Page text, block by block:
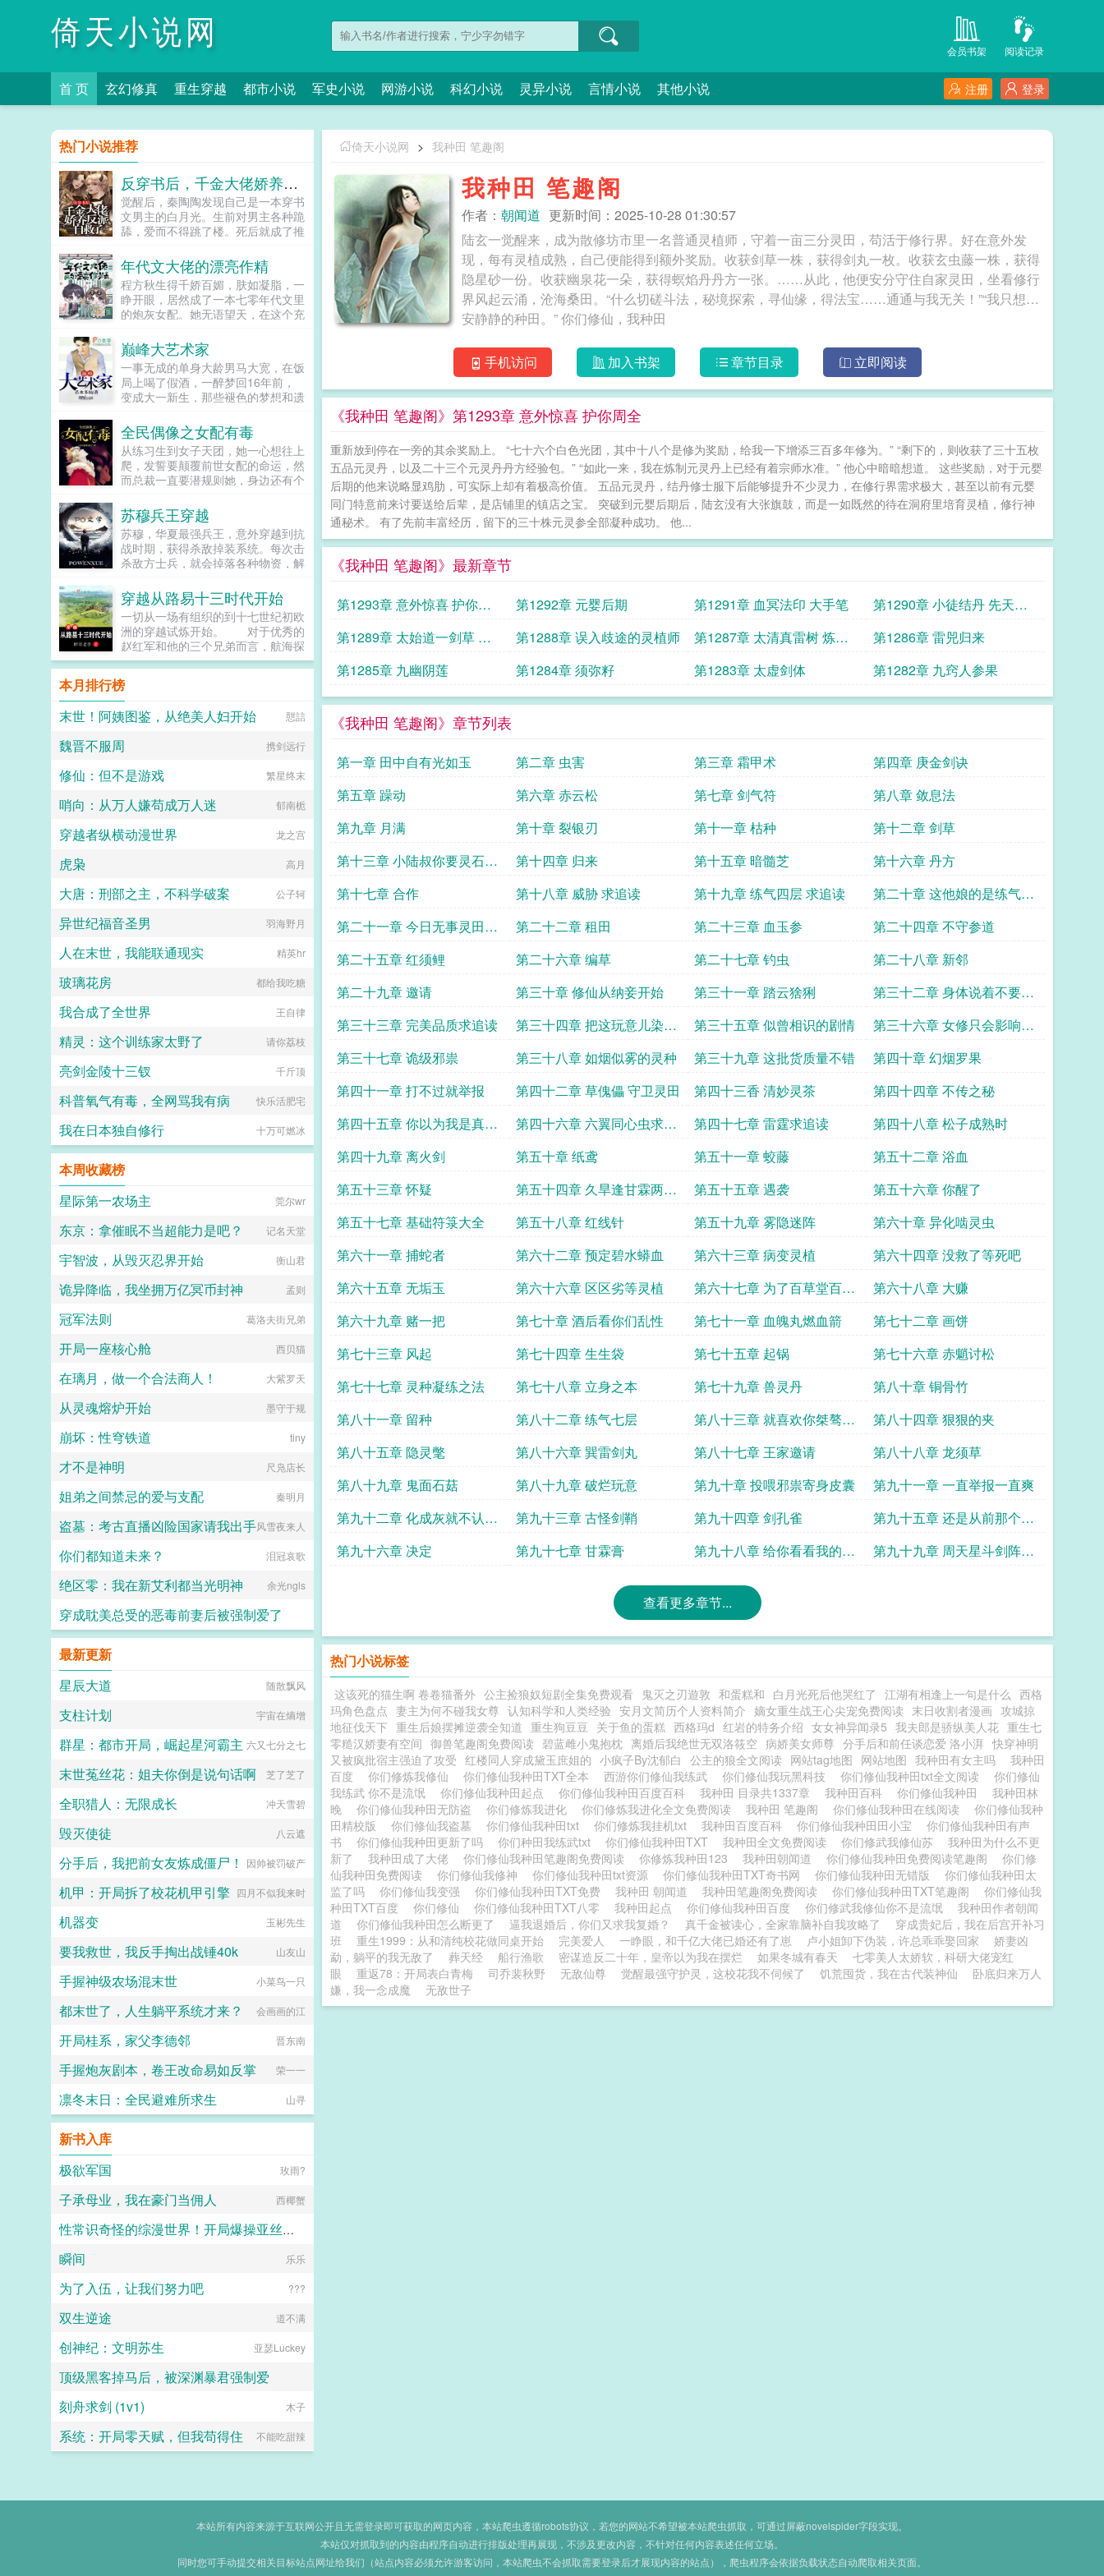
倚天小说网 阅读记录
会员书架
首 页 玄幻修真 重生穿越 都市小说 军史小说 网游小说 科幻小说 灵异小说 言情小说 其他小说 登录
注册
倚天小说网 > 我种田 笔趣阁
我种田 笔趣阁
作者： 朝闻道 更新时间：2025-10-28 01:30:57
陆玄一觉醒来，成为散修坊市里一名普通灵植师，守着一亩三分灵田，苟活于修行界。好在意外发
现，每有灵植成熟，自己便能得到额外奖励。收获剑草一株，获得剑丸一枚。收获玄虫藤一株，获得
隐星砂一份。收获幽泉花一朵，获得螟焰丹丹方一张。……从此，他便安分守住自家灵田，坐看修行
界风起云涌，沧海桑田。“什么切磋斗法，秘境探索，寻仙缘，得法宝……通通与我无关！”“我只想安
安静静的种田。” 你们修仙，我种田
手机访问 加入书架 章节目录 立即阅读
《我种田 笔趣阁》第1293章 意外惊喜 护你周全
重新放到停在一旁的其余奖励上。 “七十六个白色光团，其中十八个是修为奖励，给我一下增添三百多年修为。” “剩下的，则收获了三十五枚
五品元灵丹，以及二十三个元灵丹丹方经验包。” “如此一来，我在炼制元灵丹上已经有着宗师水准。” 他心中暗暗想道。 这些奖励，对于元婴
后期的他来说略显鸡肋，可实际上却有着极高价值。 五品元灵丹，结丹修士服下后能够提升不少灵力，在修行界需求极大，甚至以前有元婴
同门特意前来讨要送给后辈，是店铺里的镇店之宝。 突破到元婴后期后，陆玄没有大张旗鼓，而是一如既然的待在洞府里培育灵植，修行神
通秘术。 有了先前丰富经历，留下的三十株元灵参全部凝种成功。 他...
《我种田 笔趣阁》最新章节
第1293章 意外惊喜 护你周
全
第1292章 元婴后期 第1291章 血冥法印 大手笔
第1290章 小徒结丹 先天风
雷遁
第1289章 太始道一剑草 万
物至母灵精
第1288章 误入歧途的灵植师
第1287章 太清真雷树 炼壶
之法
第1286章 雷兕归来
第1285章 九幽阴莲
第1284章 须弥籽 第1283章 太虚剑体 第1282章 九窍人参果
《我种田 笔趣阁》章节列表
第一章 田中自有光如玉 第二章 虫害 第三章 霜甲术
第四章 庚金剑诀
第五章 躁动
第六章 赤云松 第七章 剑气符
第八章 敛息法
第九章 月满
第十章 裂银刃 第十一章 枯种
第十二章 剑草
第十三章 小陆叔你要灵石不
要
第十四章 归来 第十五章 暗髓芝
第十六章 丹方
第十七章 合作
第十八章 威胁 求追读 第十九章 练气四层 求追读
第二十章 这他娘的是练气二
层
第二十一章 今日无事灵田种
植
第二十二章 租田 第二十三章 血玉参
第二十四章 不守参道
第二十五章 红须鲤
第二十六章 编草 第二十七章 钓虫
第二十八章 新邻
第二十九章 邀请
第三十章 修仙从纳妾开始 第三十一章 踏云猞猁
第三十二章 身体说着不要求
追读
第三十三章 完美品质求追读
第三十四章 把这玩意儿染成
绿的
第三十五章 似曾相识的剧情
第三十六章 女修只会影响我
种田的速度
第三十七章 诡级邪祟 第三十八章 如烟似雾的灵种 第三十九章 这批货质量不错
第四十章 幻烟罗果
第四十一章 打不过就举报
第四十二章 草傀儡 守卫灵田 第四十三香 清妙灵茶
第四十四章 不传之秘
第四十五章 你以为我是真的
躺平
第四十六章 六翼同心虫求追
读
第四十七章 雷霆求追读
第四十八章 松子成熟时
第四十九章 离火剑
第五十章 纸鸢 第五十一章 蛟藤
第五十二章 浴血
第五十三章 怀疑
第五十四章 久旱逢甘霖两三
滴
第五十五章 遇袭
第五十六章 你醒了
第五十七章 基础符箓大全
第五十八章 红线针 第五十九章 雾隐迷阵
第六十章 异化啮灵虫
第六十一章 捕蛇者
第六十二章 预定碧水蟒血 第六十三章 病变灵植
第六十四章 没救了等死吧
第六十五章 无垢玉
第六十六章 区区劣等灵植
第六十七章 为了百草堂百年
大业
第六十八章 大赚
第六十九章 赌一把
第七十章 酒后看你们乱性 第七十一章 血魄丸燃血箭
第七十二章 画饼
第七十三章 风起
第七十四章 生生袋 第七十五章 起锅
第七十六章 赤魈讨松
第七十七章 灵种凝练之法
第七十八章 立身之本 第七十九章 兽灵丹
第八十章 铜骨竹
第八十一章 留种
第八十二章 练气七层
第八十三章 就喜欢你桀骜不
驯的样子
第八十四章 狠狠的夹
第八十五章 隐灵氅
第八十六章 巽雷剑丸 第八十七章 王家邀请
第八十八章 龙须草
第八十九章 鬼面石菇
第八十九章 破烂玩意 第九十章 投喂邪祟寄身皮囊
第九十一章 一直举报一直爽
第九十二章 化成灰就不认得
了
第九十三章 古怪剑鞘 第九十四章 剑孔雀
第九十五章 还是从前那个铁
螯蟹
第九十六章 决定 第九十七章 甘霖膏
第九十八章 给你看看我的大
第九十九章 周天星斗剑阵镇
查看更多章节...
热门小说标签
这该死的猫生啊 卷卷猫番外 公主捡狼奴短剧全集免费观看 鬼灭之刃遊敦 和蛋糕和 白月光死后他哭红了 江湖有相逢上一句是什么 西格
玛角色盘点 妻主为何不碰我女尊 认知科学和人类经验 安月文简历个人资料简介 嫡女重生战王心尖宠免费阅读 末日收割者漫画 攻城掠
地征伐天下 重生后娘摆摊逆袭全知道 重生狗豆豆 关于鱼的蛋糕 西格玛d 红岩的特务介绍 女女神异闻录5 我夫郎是骄纵美人花 重生七
零糙汉娇妻有空间 御兽笔趣阁免费阅读 碧蓝雌小鬼抱枕 离婚后我绝世无双洛筱空 病娇美女师尊 分手后和前任谈恋爱 洛小湃 快穿神明
又被疯批宿主强迫了攻受 红楼同人穿成黛玉庶姐的 小疯子By沈郁白 公主的狼全文阅读 网站tag地图 网站地图 我种田有女主吗
我种田
百度
你们修炼我修仙 你们修仙我种田TXT全本 西游你们修仙我练武 你们修仙我玩黑科技 你们修仙我种田txt全文阅读
你们修仙
我练武 你不是流氓
你们修仙我种田起点 你们修仙我种田百度百科 我种田 目录共1337章 我种田百科 你们修仙我种田
我种田林
晚
你们修仙我种田无防盗 你们修炼我进化 你们修炼我进化全文免费阅读 我种田 笔趣阁 你们修仙我种田在线阅读
你们修仙我种
田精校版
你们修仙我盗墓 你们修仙我种田txt 你们修炼我挂机txt 我种田百度百科 你们修仙我种田田小宝
你们修仙我种田有声
书
你们修仙我种田更新了吗 你们种田我练武txt 你们修仙我种田TXT 我种田全文免费阅读 你们修武我修仙苏
我种田为什么不更
新了
我种田成了大佬 你们修仙我种田笔趣阁免费阅读 你修炼我种田123 我种田朝闻道 你们修仙我种田免费阅读笔趣阁
你们修
仙我种田免费阅读
你们修仙我修神 你们修仙我种田txt资源 你们修仙我种田TXT奇书网 你们修仙我种田无错版
你们修仙我种田太
监了吗
你们修仙我变强 你们修仙我种田TXT免费 我种田 朝闻道 我种田笔趣阁免费阅读 你们修仙我种田TXT笔趣阁
你们修仙我
种田TXT百度
你们修仙 你们修仙我种田TXT八零 我种田起点 你们修仙我种田百度 你们修武我修仙你不是流氓
我种田作者朝闻
道
你们修仙我种田怎么断更了 逼我退婚后，你们又求我复婚？ 真千金被读心，全家靠脑补自我攻略了
穿成贵妃后，我在后宫开补习
班
重生1999：从和清纯校花做同桌开始 完美爱人 一睁眼，和千亿大佬已婚还有了崽 卢小姐卸下伪装，许总乖乖娶回家
娇妻凶
勐，躺平的我无敌了
葬天经 船行渔歌 密谋造反二十年，皇帝以为我在摆烂 如果冬城有春天
七零美人太娇软，科研大佬宠红
眼
重返78：开局表白青梅 司乔裴秋野 无敌仙尊 觉醒最强守护灵，这校花我不伺候了 饥荒囤货，我在古代装神仙
卧底归来万人
嫌，我一念成魔
无敌世子
热门小说推荐
反穿书后，千金大佬娇养反派自救了
觉醒后，秦陶陶发现自己是一本穿书
文男主的白月光。生前对男主各种跪
舔，爱而不得跳了楼。死后就成了推
尸。秦家大小姐不干了！马上开启
王...
年代文大佬的漂亮作精
程方秋生得千娇百媚，肤如凝脂，一
睁开眼，居然成了一本七零年代文里
的炮灰女配。她无语望天，在这个充
着便宜老公的丰厚工资买买买，顺便
再好好享受宽肩窄腰，冷峻帅气...
巅峰大艺术家
一事无成的单身大龄男马大宽，在饭
局上喝了假酒，一醉梦回16年前，
变成大一新生，那些褪色的梦想和遗
家，做导演，收藏古玩字画，...
全民偶像之女配有毒
从练习生到女子天团，她一心想往上
爬，发誓要颠覆前世女配的命运，然
而总裁一直要潜规则她，身边还有个
苏穆兵王穿越
苏穆，华夏最强兵王，意外穿越到抗
战时期，获得杀敌掉装系统。每次击
杀敌方士兵，就会掉落各种物资，解
系统提示恭喜宿主击杀敌方士...
穿越从路易十三时代开始
一切从一场有组织的到十七世纪初欧
洲的穿越试炼开始。 对于优秀的
赵红军和他的三个兄弟而言，航海探
险可以有，征服世界也可以有，然而
前提是通过五百名额的试炼…...
本月排行榜
末世！阿姨图鉴，从绝美人妇开始
憇誩
魏晋不服周 携剑远行
修仙：但不是游戏 繁星终末
哨向：从万人嫌苟成万人迷 郁南栀
穿越者纵横动漫世界 龙之宫
虎枭 高月
大唐：刑部之主，不科学破案 公子轲
异世纪福音圣男 羽海野月
人在末世，我能联通现实 精英hr
玻璃花房 都给我吃糖
我合成了全世界 王自律
精灵：这个训练家太野了 请你荔枝
亮剑金陵十三钗 千斤顶
科普氧气有毒，全网骂我有病 快乐活肥宅
我在日本独自修行 十万可燃冰
本周收藏榜
星际第一农场主
莞尔wr
东京：拿催眠不当超能力是吧？ 记名天堂
宇智波，从毁灭忍界开始 衡山君
诡异降临，我坐拥万亿冥币封神 孟则
冠军法则 葛洛夫街兄弟
开局一座核心舱 西贝猫
在璃月，做一个合法商人！ 大紫罗天
从灵魂熔炉开始 墨守于规
崩坏：性穹铁道 tiny
才不是神明 尺凫店长
姐弟之间禁忌的爱与支配 秦明月
盗墓：考古直播凶险国家请我出手风雪夜来人
你们都知道未来？ 泪冠哀歌
绝区零：我在新艾利都当光明神 余光ngls
穿成耽美总受的恶毒前妻后被强制爱了
最新更新
星辰大道
随散飘风
支柱计划 宇宙在熵增
群星：都市开局，崛起星河霸主 六又七分之七
末世菟丝花：姐夫你倒是说句话啊 芝了芝了
全职猎人：无限成长 冲天雪碧
毁灭使徒 八云遮
分手后，我把前女友炼成僵尸！ 因帅被罚破产
机甲：开局拆了校花机甲引擎 四月不似我来时
机器变 玉彬先生
要我救世，我反手掏出战锤40k 山友山
手握神级农场混末世 小菜鸟一只
都末世了，人生躺平系统才来？ 会画画的江
开局桂系，家父李德邻 晋东南
手握炮灰剧本，卷王改命易如反掌 荣一一
凛冬末日：全民避难所求生 山寻
新书入库
极欲军国
玫雨?
子承母业，我在豪门当佣人 西椰蟹
性常识奇怪的综漫世界！开局爆操亚丝娜！
黑月何时嚎叫？
瞬间 乐乐
为了入伍，让我们努力吧 ???
双生逆途 道不满
创神纪：文明苏生 亚瑟Luckey
顶级黑客掉马后，被深渊暴君强制爱
十八岁甜美热情大甲由
刻舟求剑 (1v1) 木子
系统：开局零天赋，但我苟得住 不能吃甜辣
本站所有内容来源于互联网公开且无需登录即可获取的网页内容，本站爬虫遵循robots协议，若您的网站不希望被本站爬虫抓取，可通过屏蔽novelspider字段实现。
本站仅对抓取到的内容由程序自动进行排版处理再展现，不涉及更改内容，不针对任何内容表述任何立场。
同时您可手动提交相关目标站点网址给我们（站点内容必须允许游客访问，本站爬虫不会抓取需要登录后才展现内容的站点），爬虫程序会依据负载状态自动爬取相关页面。